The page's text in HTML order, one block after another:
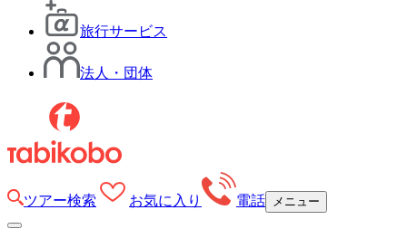
旅行サービス
法人・団体
ツアー検索 お気に入り 電話 メニュー